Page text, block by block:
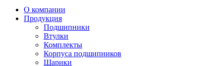
О компании
Продукция
Подшипники
Втулки
Комплекты
Корпуса подшипников
Шарики